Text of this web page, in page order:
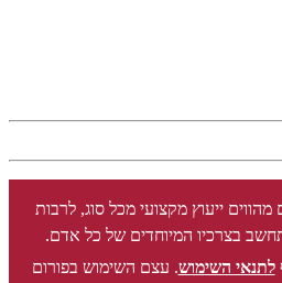
ייעוץ מקצועי מכל סוג, לרבות
בצרכיו המיוחדים של כל אדם.
לתנאי השימוש. עצם השימוש בפורום